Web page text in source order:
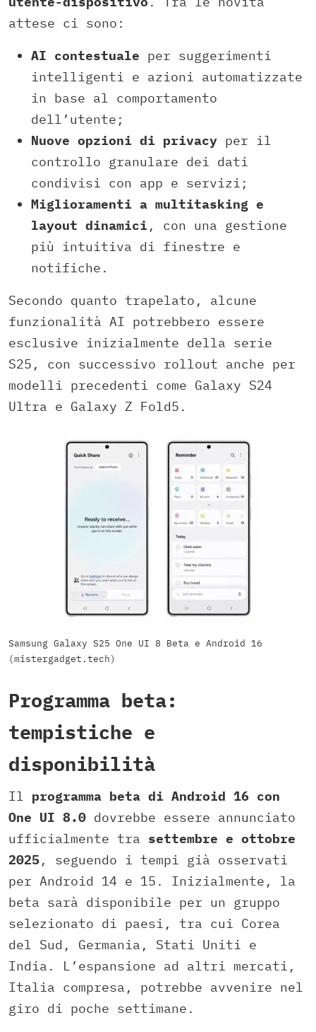
attese ci sono:
AI contestuale per suggerimenti
intelligenti e azioni automatizzate
in base al comportamento
dell’utente;
Nuove opzioni di privacy per il
controllo granulare dei dati
condivisi con app e servizi;
Miglioramenti a multitasking e
layout dinamici , con una gestione
più intuitiva di finestre e
notifiche.
Secondo quanto trapelato, alcune
funzionalità AI potrebbero essere
esclusive inizialmente della serie
S25, con successivo rollout anche per
modelli precedenti come Galaxy S24
Ultra e Galaxy Z Fold5.
Samsung Galaxy S25 One UI 8 Beta e Android 16
(mistergadget.tech)
Programma beta:
tempistiche e
disponibilità
Il programma beta di Android 16 con
One UI 8.0 dovrebbe essere annunciato
ufficialmente tra settembre e ottobre
2025, seguendo i tempi già osservati
per Android 14 e 15. Inizialmente, la
beta sarà disponibile per un gruppo
selezionato di paesi, tra cui Corea
del Sud, Germania, Stati Uniti e
India. L’espansione ad altri mercati,
Italia compresa, potrebbe avvenire nel
giro di poche settimane.